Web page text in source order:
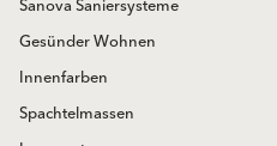
Sanova Saniersysteme
Gesünder Wohnen
Innenfarben
Spachtelmassen